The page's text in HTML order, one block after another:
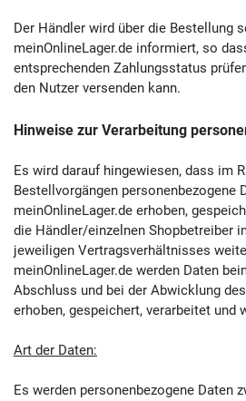
Der Händler wird über die Bestellung
meinOnlineLager.de informiert, so
entsprechenden Zahlungsstatus
den Nutzer versenden kann.
Hinweise zur Verarbeitung
Es wird darauf hingewiesen, dass im
Bestellvorgängen personenbezogene
meinOnlineLager.de erhoben,
die Händler/einzelnen Shopbetreiber
jeweiligen Vertragsverhältnisses
meinOnlineLager.de werden Daten
Abschluss und bei der Abwicklung
erhoben, gespeichert, verarbeitet und
Art der Daten:
Es werden personenbezogene Daten